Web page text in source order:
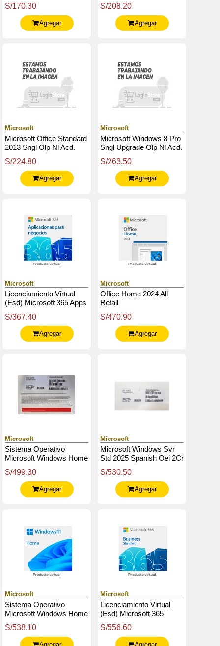
S/170.30
Agregar
S/208.20
Agregar
Microsoft
Microsoft Office Standard
2013 Sngl Olp Nl Acd.
S/224.80
Agregar
Microsoft
Microsoft Windows 8 Pro
Sngl Upgrade Olp Nl Acd.
S/263.50
Agregar
Microsoft
Licenciamiento Virtual
(Esd) Microsoft 365 Apps
S/367.40
Agregar
Microsoft
Office Home 2024 All
Retail
S/470.90
Agregar
Microsoft
Sistema Operativo
Microsoft Windows Home
Dsp Oem Dvd.
S/499.30
Agregar
Microsoft
Microsoft Windows Svr
Std 2025 Spanish Oei 2Cr
S/530.50
Agregar
Microsoft
Sistema Operativo
Microsoft Windows Home
Pk Lic Online Dwnld Nr
S/538.10
Agregar
Microsoft
Licenciamiento Virtual
(Esd) Microsoft 365
S/556.60
Agregar